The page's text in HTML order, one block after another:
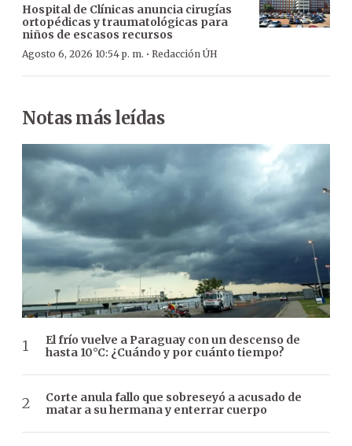
Hospital de Clínicas anuncia cirugías
ortopédicas y traumatológicas para
niños de escasos recursos
Agosto 6, 2026 10:54 p. m. · Redacción ÚH
Notas más leídas
El frío vuelve a Paraguay con un descenso de
hasta 10°C: ¿Cuándo y por cuánto tiempo?
Corte anula fallo que sobreseyó a acusado de
matar a su hermana y enterrar cuerpo